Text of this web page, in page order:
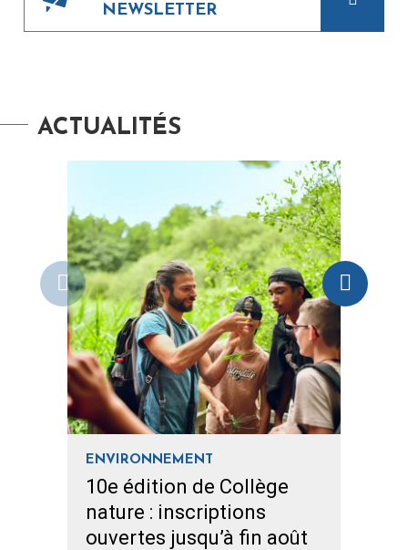
NEWSLETTER
ACTUALITÉS
ENVIRONNEMENT
10e édition de Collège
nature : inscriptions
ouvertes jusqu’à fin août